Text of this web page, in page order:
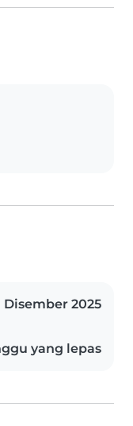
Disember 2025
yang lepas